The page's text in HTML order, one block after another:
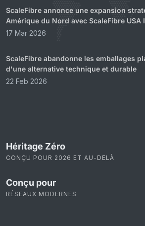
ScaleFibre annonce une expansion
Amérique du Nord avec ScaleFibre USA
17 Mar 2026
ScaleFibre abandonne les emballages
d'une alternative technique et durable
22 Feb 2026
Héritage Zéro
CONÇU POUR 2026 ET AU-DELÀ
Conçu pour
RÉSEAUX MODERNES